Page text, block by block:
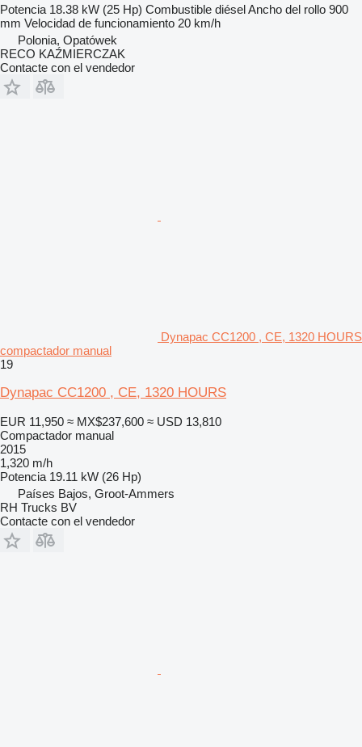
Potencia 18.38 kW (25 Hp) Combustible diéselAncho del rollo 900
mm Velocidad de funcionamiento 20 km/h
Polonia, Opatówek
RECO KAŹMIERCZAK
Contacte con el vendedor
Dynapac CC1200 , CE, 1320 HOURS
compactador manual
19
Dynapac CC1200 , CE, 1320 HOURS
EUR 11,950 ≈ MX$237,600 ≈ USD 13,810
Compactador manual
2015
1,320 m/h
Potencia 19.11 kW (26 Hp)
Países Bajos, Groot-Ammers
RH Trucks BV
Contacte con el vendedor